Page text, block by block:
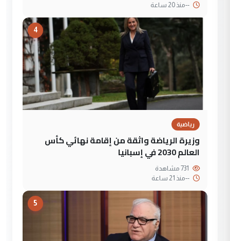
--منذ 20 ساعة
4
رياضية
وزيرة الرياضة واثقة من إقامة نهائي كأس
العالم 2030 في إسبانيا
--منذ 21 ساعة
5